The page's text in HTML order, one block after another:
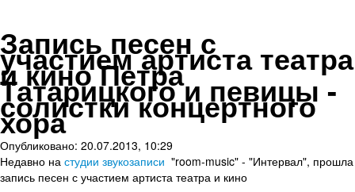
Запись песен с
участием артиста театра
и кино Петра
Татарицкого и певицы -
солистки концертного
хора
Опубликовано: 20.07.2013, 10:29
Недавно на студии звукозаписи "room-music" - "Интервал", прошла
запись песен с участием артиста театра и кино